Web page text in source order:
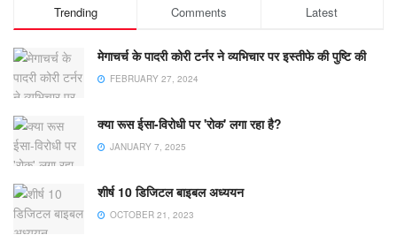
Trending Comments Latest
मेगाचर्च के पादरी कोरी टर्नर ने व्यभिचार पर इस्तीफे की पुष्टि की
FEBRUARY 27, 2024
क्या रूस ईसा-विरोधी पर 'रोक' लगा रहा है?
JANUARY 7, 2025
शीर्ष 10 डिजिटल बाइबल अध्ययन
OCTOBER 21, 2023